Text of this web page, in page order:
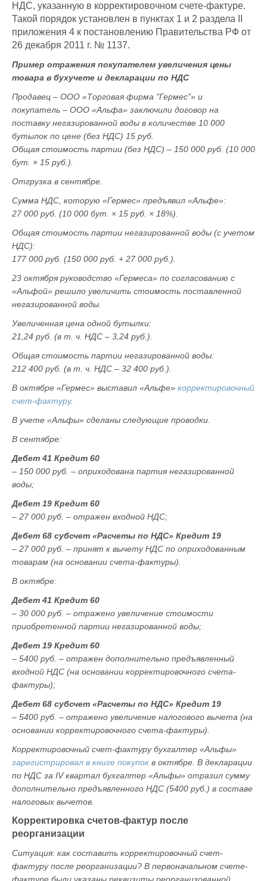
НДС, указанную в корректировочном счете-фактуре.
Такой порядок установлен в пунктах 1 и 2 раздела II
приложения 4 к постановлению Правительства РФ от
26 декабря 2011 г. № 1137.
Пример отражения покупателем увеличения цены
товара в бухучете и декларации по НДС
Продавец – ООО «Торговая фирма "Гермес"» и
покупатель – ООО «Альфа» заключили договор на
поставку негазированной воды в количестве 10 000
бутылок по цене (без НДС) 15 руб.
Общая стоимость партии (без НДС) – 150 000 руб. (10 000
бут. × 15 руб.).
Отгрузка в сентябре.
Сумма НДС, которую «Гермес» предъявил «Альфе»:
27 000 руб. (10 000 бут. × 15 руб. × 18%).
Общая стоимость партии негазированной воды (с учетом
НДС):
177 000 руб. (150 000 руб. + 27 000 руб.).
23 октября руководство «Гермеса» по согласованию с
«Альфой» решило увеличить стоимость поставленной
негазированной воды.
Увеличенная цена одной бутылки:
21,24 руб. (в т. ч. НДС – 3,24 руб.).
Общая стоимость партии негазированной воды:
212 400 руб. (в т. ч. НДС – 32 400 руб.).
В октябре «Гермес» выставил «Альфе» корректировочный
счет-фактуру.
В учете «Альфы» сделаны следующие проводки.
В сентябре:
Дебет 41 Кредит 60
– 150 000 руб. – оприходована партия негазированной
воды;
Дебет 19 Кредит 60
– 27 000 руб. – отражен входной НДС;
Дебет 68 субсчет «Расчеты по НДС» Кредит 19
– 27 000 руб. – принят к вычету НДС по оприходованным
товарам (на основании счета-фактуры).
В октябре:
Дебет 41 Кредит 60
– 30 000 руб. – отражено увеличение стоимости
приобретенной партии негазированной воды;
Дебет 19 Кредит 60
– 5400 руб. – отражен дополнительно предъявленный
входной НДС (на основании корректировочного счета-
фактуры);
Дебет 68 субсчет «Расчеты по НДС» Кредит 19
– 5400 руб. – отражено увеличение налогового вычета (на
основании корректировочного счета-фактуры).
Корректировочный счет-фактуру бухгалтер «Альфы»
зарегистрировал в книге покупок в октябре. В декларации
по НДС за IV квартал бухгалтер «Альфы» отразил сумму
дополнительно предъявленного НДС (5400 руб.) в составе
налоговых вычетов.
Корректировка счетов-фактур после
реорганизации
Ситуация: как составить корректировочный счет-
фактуру после реорганизации? В первоначальном счете-